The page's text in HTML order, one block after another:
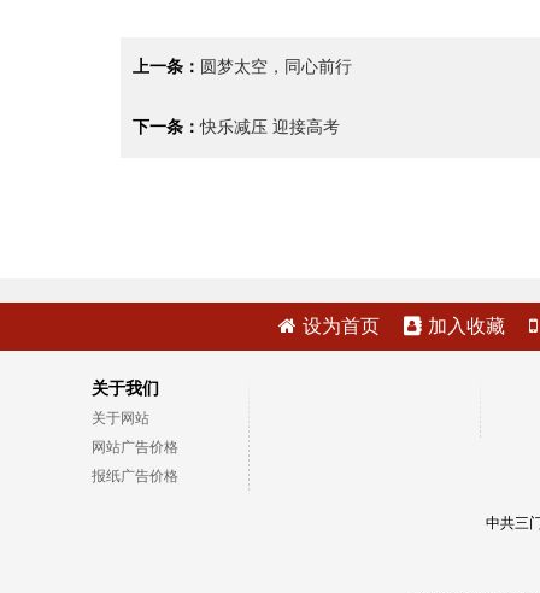
上一条： 圆梦太空，同心前行
下一条：快乐减压 迎接高考
设为首页 加入收藏
关于我们
关于网站
网站广告价格
报纸广告价格
中共三